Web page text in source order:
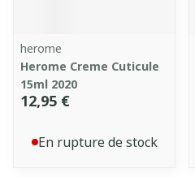
herome
Herome Creme Cuticule
15ml 2020
12,95 €
En rupture de stock